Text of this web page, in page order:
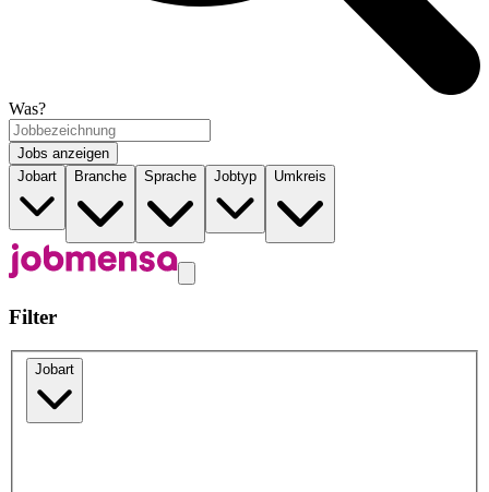
Was?
Jobs anzeigen
Jobart
Branche Sprache Jobtyp Umkreis
Filter
Jobart